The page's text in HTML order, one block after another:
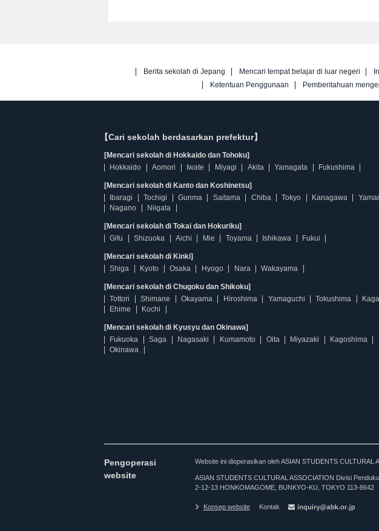
Berita sekolah di Jepang Mencari tempat belajar di luar negeri
Ketentuan Penggunaan
Pemberitahuan
【Cari sekolah berdasarkan prefektur】
[Mencari sekolah di Hokkaido dan Tohoku]
Hokkaido
Aomori Iwate Miyagi Akita Yamagata Fukushima
[Mencari sekolah di Kanto dan Koshinetsu]
Ibaragi
Tochigi Gunma Saitama Chiba Tokyo Kanagawa
Nagano
Niigata
[Mencari sekolah di Tokai dan Hokuriku]
Gifu
Shizuoka Aichi Mie Toyama Ishikawa Fukui
[Mencari sekolah di Kinki]
Shiga
Kyoto Osaka Hyogo Nara Wakayama
[Mencari sekolah di Chugoku dan Shikoku]
Tottori
Shimane Okayama Hiroshima Yamaguchi Tokushima
Ehime
Kochi
[Mencari sekolah di Kyusyu dan Okinawa]
Fukuoka
Saga Nagasaki Kumamoto Oita Miyazaki
Kagoshima
Okinawa
Pengoperasi
website
Website ini dioperasikan oleh ASIAN STUDENTS CULTURAL
ASIAN STUDENTS CULTURAL ASSOCIATION Divisi
2-12-13 HONKOMAGOME, BUNKYO-KU, TOKYO 113-8642
Konsep website Kontak